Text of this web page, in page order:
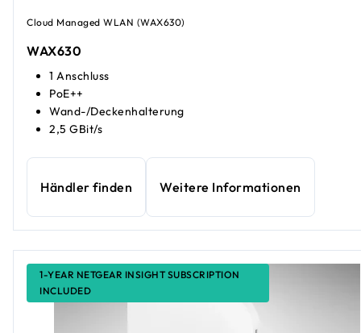
Cloud Managed WLAN (WAX630)
WAX630
1 Anschluss
PoE++
Wand-/Deckenhalterung
2,5 GBit/s
Händler finden Weitere Informationen
1-YEAR NETGEAR INSIGHT SUBSCRIPTION
INCLUDED